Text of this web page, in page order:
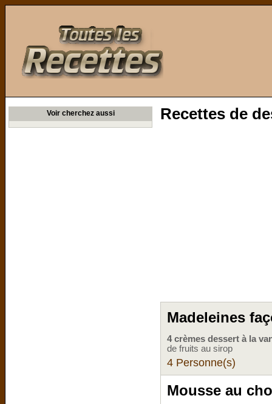
Voir cherchez aussi Recettes de
Madeleines
4 crèmes dessert à la
de fruits au sirop
4 Personne(s)
Mousse au